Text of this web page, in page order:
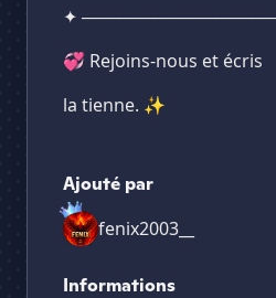
✦
💞 Rejoins-nous et écris
la tienne. ✨
Ajouté par
fenix2003__
Informations